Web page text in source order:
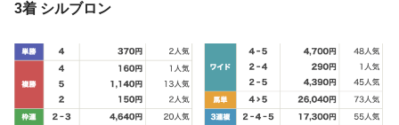
3着 シルブロン